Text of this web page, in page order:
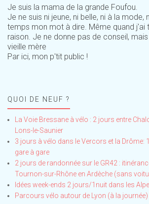
Je suis la mama de la grande Foufou.
Je ne suis ni jeune, ni belle, ni à la mode,
temps mon mot à dire. Même quand j'ai
raison. Je ne donne pas de conseil,
vieille mère
Par ici, mon p'tit public !
QUOI DE NEUF ?
La Voie Bressane à vélo : 2 jours entre
Lons-le-Saunier
3 jours à vélo dans le Vercors et la Drôme:
gare à gare
2 jours de randonnée sur le GR42 :
Tournon-sur-Rhône en Ardèche (sans
Idées week-ends 2 jours/1nuit dans les
Parcours vélo autour de Lyon (à la journée)